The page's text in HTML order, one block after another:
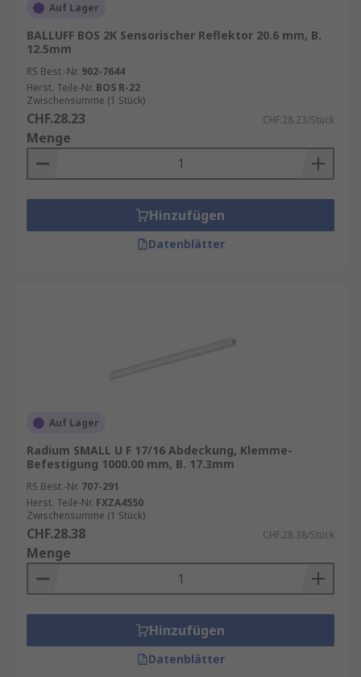
Auf Lager
BALLUFF BOS 2K Sensorischer Reflektor 20.6 mm, B.
12.5mm
RS Best.-Nr. 902-7644
Herst. Teile-Nr. BOS R-22
Zwischensumme (1 Stück)
CHF.28.23 CHF.28.23/Stück
Menge
Hinzufügen
Datenblätter
Auf Lager
Radium SMALL U F 17/16 Abdeckung, Klemme-
Befestigung 1000.00 mm, B. 17.3mm
RS Best.-Nr. 707-291
Herst. Teile-Nr. FXZA4550
Zwischensumme (1 Stück)
CHF.28.38 CHF.28.38/Stück
Menge
Hinzufügen
Datenblätter